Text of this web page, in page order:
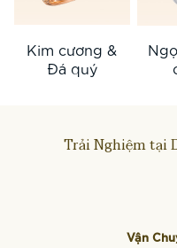
Kim cương &
Đá quý
Trải Nghiệm tại
Vận